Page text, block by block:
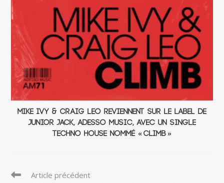
Mike Ivy & Craig Leo reviennent sur le label de
Junior Jack, Adesso Music, avec un single
techno house nommé « Climb »
Read
Article précédent